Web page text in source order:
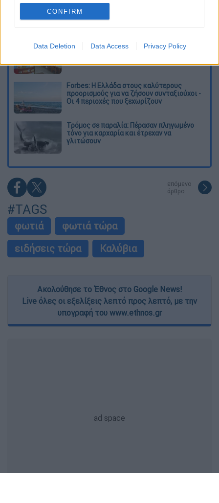
CONFIRM
Data Deletion Data Access Privacy Policy
Τραγωδία στην Κολομβία μετά τον σεισμό
των 7,4 Ρίχτερ: Δεκάδες νεκροί, αγωνία για
τους εγκλωβισμένους
Voucher παιδικών σταθμών: Δείτε τα
Forbes: Η Ελλάδα στους καλύτερους
προορισμούς για να ζήσουν συνταξιούχοι -
Οι 4 περιοχές που ξεχωρίζουν
Τρόμος σε παραλία: Πέρασαν πληγωμένο
τόνο για καρχαρία και έτρεχαν να
γλιτώσουν
επόμενο
άρθρο
#TAGS
φωτιά
φωτιά τώρα
ειδήσεις τώρα
Καλύβια
Ακολούθησε το Έθνος στο Google News!
Live όλες οι εξελίξεις λεπτό προς λεπτό, με την
υπογραφή του www.ethnos.gr